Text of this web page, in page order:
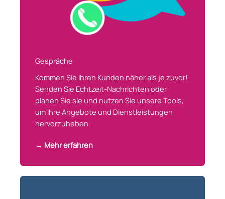
Gespräche
Kommen Sie Ihren Kunden näher als je zuvor!
Senden Sie Echtzeit-Nachrichten oder
planen Sie sie und nutzen Sie unsere Tools,
um Ihre Angebote und Dienstleistungen
hervorzuheben.
→ Mehr erfahren